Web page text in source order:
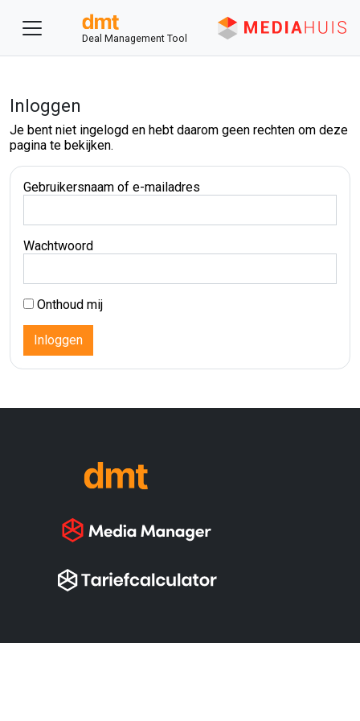
Deal Management Tool
Inloggen
Je bent niet ingelogd en hebt daarom geen rechten om deze
pagina te bekijken.
Gebruikersnaam of e-mailadres
Wachtwoord
Onthoud mij